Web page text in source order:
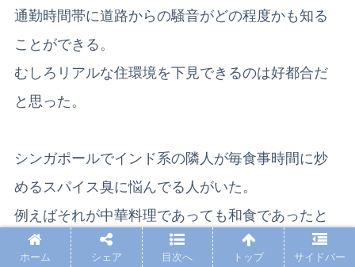
通勤時間帯に道路からの騒音がどの程度かも知る
ことができる。
むしろリアルな住環境を下見できるのは好都合だ
と思った。
シンガポールでインド系の隣人が毎食事時間に炒
めるスパイス臭に悩んでる人がいた。
例えばそれが中華料理であっても和食であったと
しても、その匂いが嫌いな人にとっては苦痛だと
ホーム シェア 目次へ トップ サイドバー